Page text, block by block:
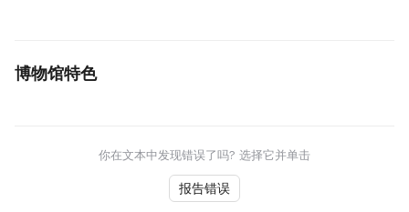
博物馆特色
你在文本中发现错误了吗? 选择它并单击
报告错误